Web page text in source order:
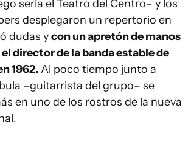
sería el Teatro del Centro– y los
desplegaron un repertorio en
dudas ycon un apretón de manos
director de la banda estable de
1962. Al poco tiempo junto a
–guitarrista del grupo– se
en uno de los rostros de la nueva